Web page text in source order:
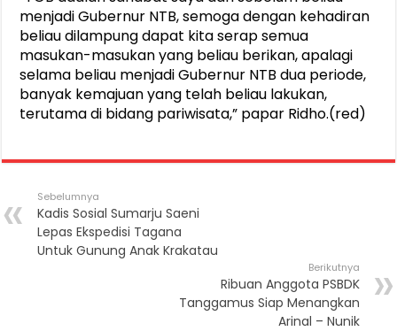
menjadi Gubernur NTB, semoga dengan kehadiran
beliau dilampung dapat kita serap semua
masukan-masukan yang beliau berikan, apalagi
selama beliau menjadi Gubernur NTB dua periode,
banyak kemajuan yang telah beliau lakukan,
terutama di bidang pariwisata,” papar Ridho.(red)
Sebelumnya
Kadis Sosial Sumarju Saeni
Lepas Ekspedisi Tagana
Untuk Gunung Anak Krakatau
Berikutnya
Ribuan Anggota PSBDK
Tanggamus Siap Menangkan
Arinal – Nunik